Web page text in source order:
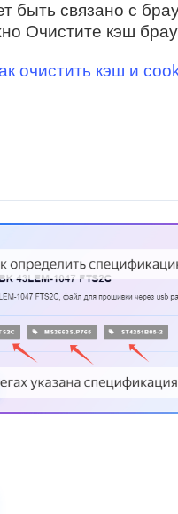
быть связано с
Очистите кэш
очистить кэш и